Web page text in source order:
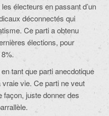
électeurs en passant d’un
déconnectés qui
Ce parti a obtenu
élections, pour
tant que parti anecdotique
vie. Ce parti ne veut
façon, juste donner des